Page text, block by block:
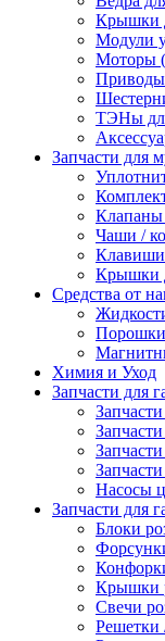
Крышки
Модули
Моторы
Приводы
ТЭНы
Запчасти для
Клапаны
Чаши /
Клавиши
Крышки
Средства от
Порошки
Химия и Уход
Запчасти для
Насосы
Запчасти для
Блоки
Крышки
Свечи
Решетки